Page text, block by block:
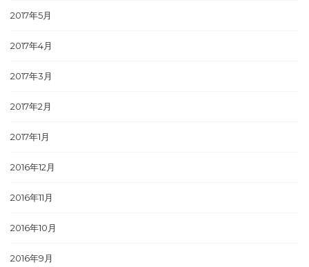
2017年5月
2017年4月
2017年3月
2017年2月
2017年1月
2016年12月
2016年11月
2016年10月
2016年9月